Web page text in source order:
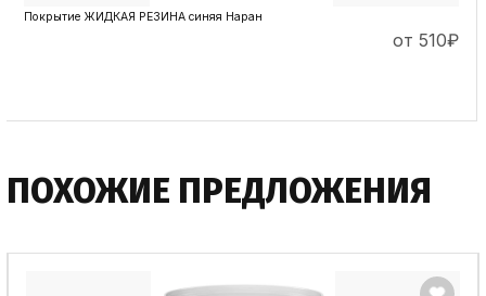
Покрытие ЖИДКАЯ РЕЗИНА синяя Наран
от 510₽
ПОХОЖИЕ ПРЕДЛОЖЕНИЯ